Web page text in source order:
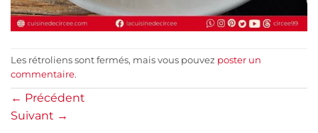
Les rétroliens sont fermés, mais vous pouvez poster un
commentaire.
← Précédent
Suivant →